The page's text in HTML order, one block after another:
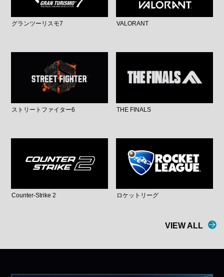
グランツーリスモ7 VALORANT
ストリートファイター6 THE FINALS
Counter-Strike 2 ロケットリーグ
VIEW ALL